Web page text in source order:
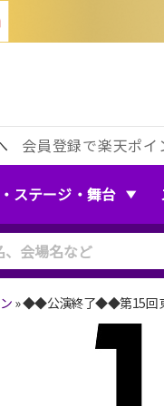
会員登録で楽天ポ
ステージ・舞台
»◆◆公演終了◆◆第15回